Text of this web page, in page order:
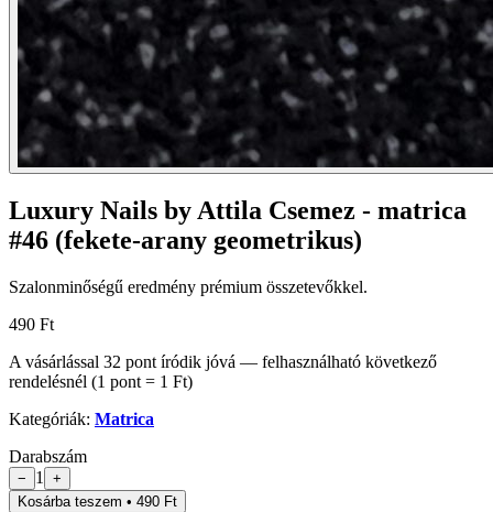
Luxury Nails by Attila Csemez - matrica
#46 (fekete-arany geometrikus)
Szalonminőségű eredmény prémium összetevőkkel.
490 Ft
A vásárlással 32 pont íródik jóvá — felhasználható következő
rendelésnél (1 pont = 1 Ft)
Kategóriák: Matrica
Darabszám
− 1
+
Kosárba teszem • 490 Ft